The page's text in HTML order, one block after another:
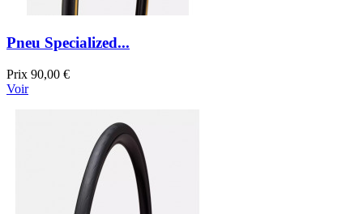
Pneu Specialized...
Prix 90,00 €
Voir